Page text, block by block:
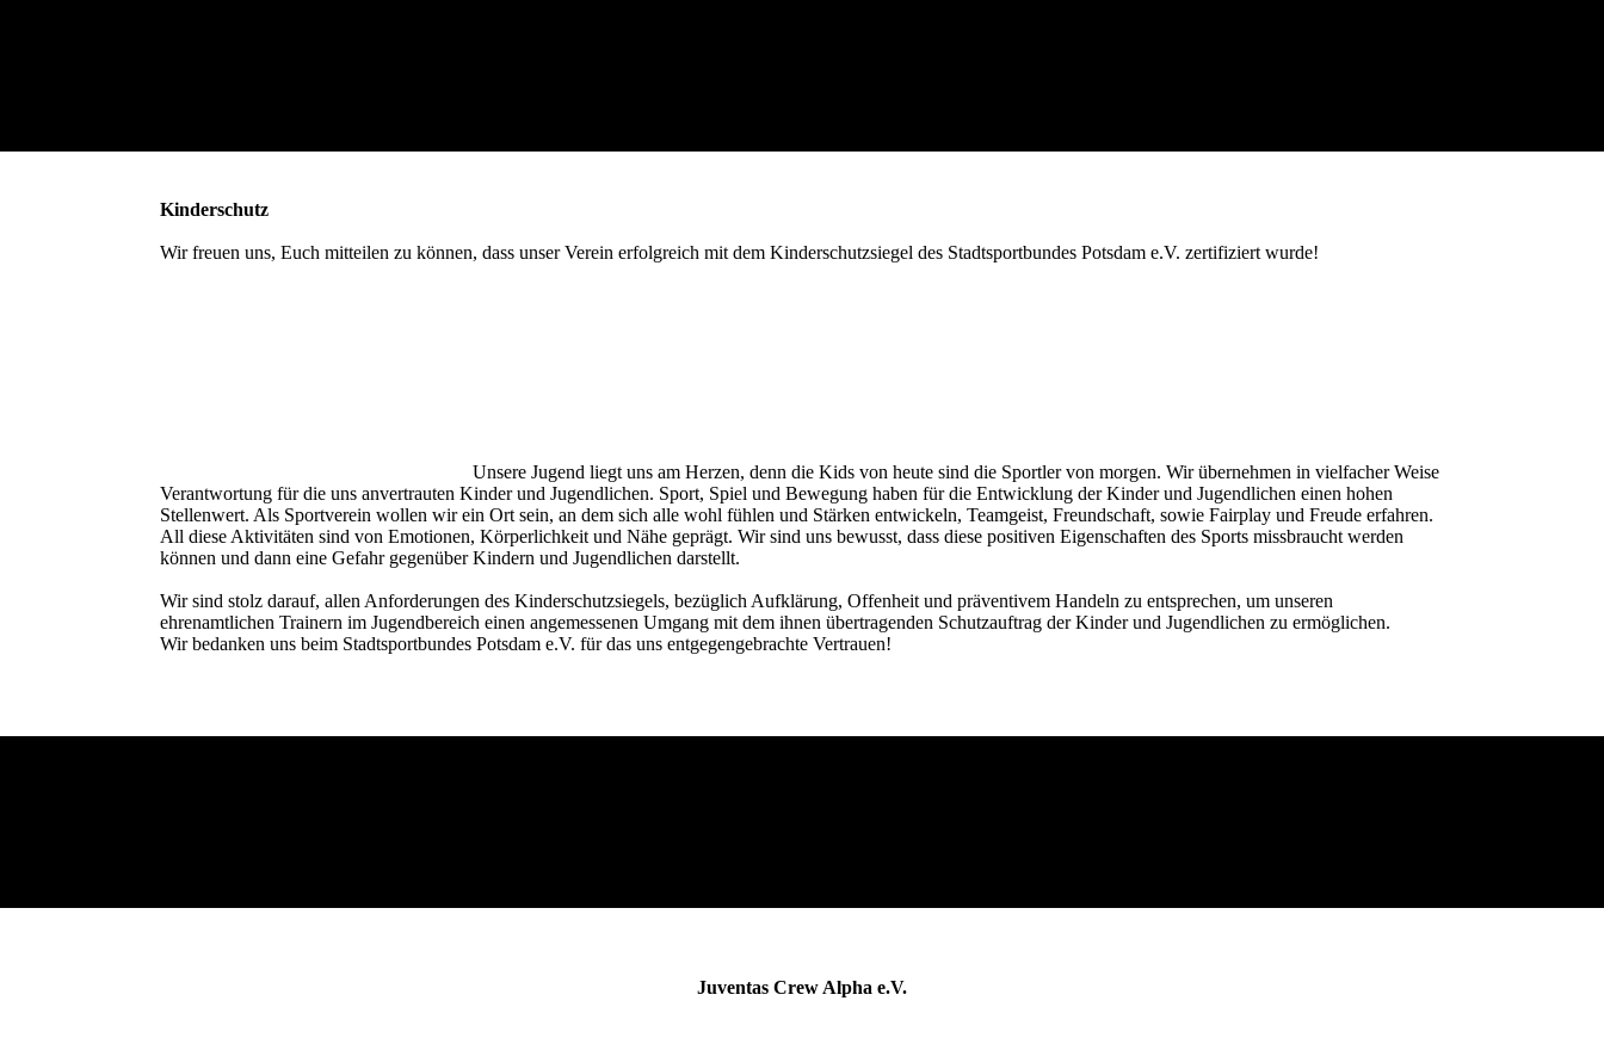
Kinderschutz
Wir freuen uns, Euch mitteilen zu können, dass unser Verein erfolgreich mit dem Kinderschutzsiegel des Stadtsportbundes Potsdam e.V. zertifiziert wurde!
Unsere Jugend liegt uns am Herzen, denn die Kids von heute sind die Sportler von morgen. Wir übernehmen in vielfacher Weise
Verantwortung für die uns anvertrauten Kinder und Jugendlichen. Sport, Spiel und Bewegung haben für die Entwicklung der Kinder und Jugendlichen einen hohen
Stellenwert. Als Sportverein wollen wir ein Ort sein, an dem sich alle wohl fühlen und Stärken entwickeln, Teamgeist, Freundschaft, sowie Fairplay und Freude erfahren.
All diese Aktivitäten sind von Emotionen, Körperlichkeit und Nähe geprägt. Wir sind uns bewusst, dass diese positiven Eigenschaften des Sports missbraucht werden
können und dann eine Gefahr gegenüber Kindern und Jugendlichen darstellt.
Wir sind stolz darauf, allen Anforderungen des Kinderschutzsiegels, bezüglich Aufklärung, Offenheit und präventivem Handeln zu entsprechen, um unseren
ehrenamtlichen Trainern im Jugendbereich einen angemessenen Umgang mit dem ihnen übertragenden Schutzauftrag der Kinder und Jugendlichen zu ermöglichen.
Wir bedanken uns beim Stadtsportbundes Potsdam e.V. für das uns entgegengebrachte Vertrauen!
Juventas Crew Alpha e.V.